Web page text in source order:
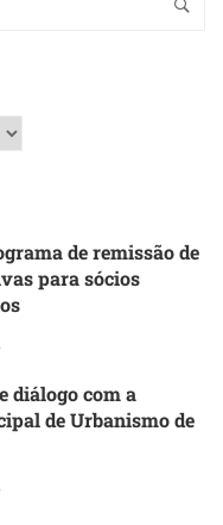
de remissão de
para sócios
diálogo com a
de Urbanismo de